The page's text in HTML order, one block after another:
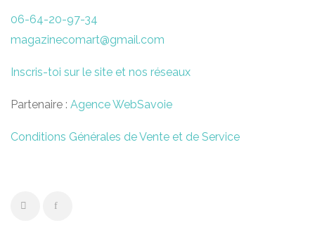
06-64-20-97-34
magazinecomart@gmail.com
Inscris-toi sur le site et nos réseaux
Partenaire : Agence WebSavoie
Conditions Générales de Vente et de Service